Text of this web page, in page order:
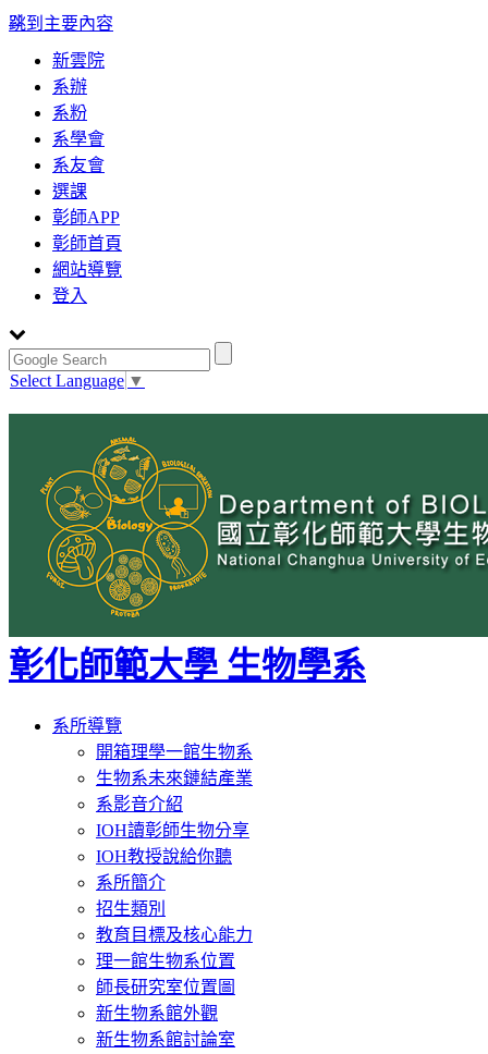
跳到主要內容
:::
新雲院
系辦
系粉
系學會
系友會
選課
彰師APP
彰師首頁
網站導覽
登入
Select Language ▼
彰化師範大學 生物學系
Toggle
navigation
系所導覽
開箱理學一館生物系
生物系未來鏈結產業
系影音介紹
IOH讀彰師生物分享
IOH教授說給你聽
系所簡介
招生類別
教育目標及核心能力
理一館生物系位置
師長研究室位置圖
新生物系館外觀
新生物系館討論室